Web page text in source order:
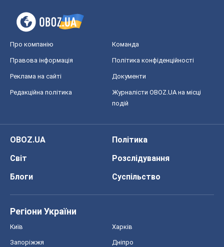
Про компанію Команда
Правова інформація Політика конфіденційності
Реклама на сайті Документи
Редакційна політика
Журналісти OBOZ.UA на місці
подій
OBOZ.UA
Політика
Світ
Розслідування
Блоги
Суспільство
Регіони України
Київ Харків
Запоріжжя Дніпро